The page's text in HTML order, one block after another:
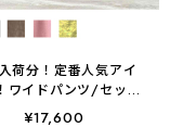
荷分！定番人気アイ
ワイドパンツ/セット
可【 日本製 / 手洗い
可 】
¥17,600